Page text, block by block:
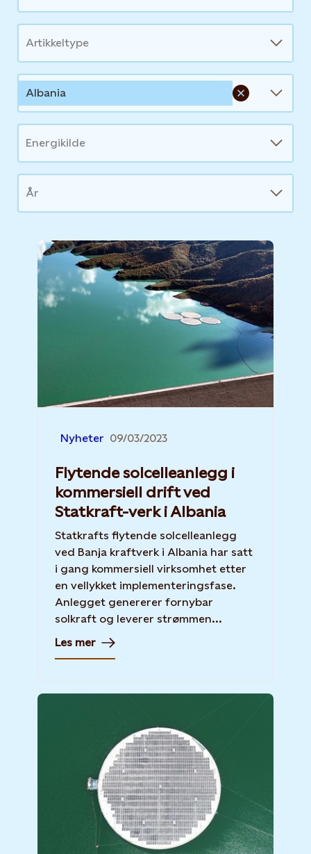
Artikkeltype
Albania
Energikilde
År
Nyheter 09/03/2023
Flytende solcelleanlegg i
kommersiell drift ved
Statkraft-verk i Albania
Statkrafts flytende solcelleanlegg
ved Banja kraftverk i Albania har satt
i gang kommersiell virksomhet etter
en vellykket implementeringsfase.
Anlegget genererer fornybar
solkraft og leverer strømmen...
Les mer